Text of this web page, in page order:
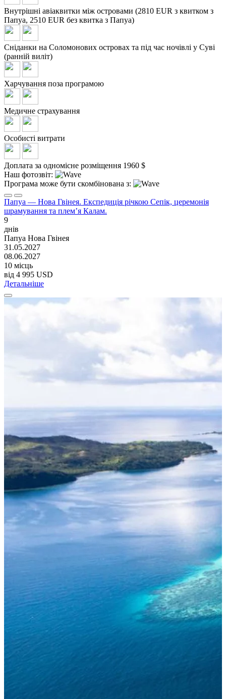
Внутрішні авіаквитки між островами (2810 EUR з квитком з
Папуа, 2510 EUR без квитка з Папуа)
Сніданки на Соломонових островах та під час ночівлі у Суві
(ранній виліт)
Харчування поза програмою
Медичне страхування
Особисті витрати
Доплата за одномісне розміщення 1960 $
Наш фотозвіт:
Програма може бути скомбінована з:
Папуа — Нова Гвінея. Експедиція річкою Сепік, церемонія
шрамування та плем’я Калам.
9
днів
Папуа Нова Гвінея
31.05.2027
08.06.2027
10 місць
від 4 995 USD
Детальніше